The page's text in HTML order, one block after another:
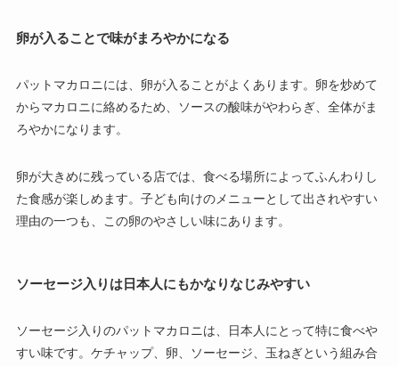
卵が入ることで味がまろやかになる
パットマカロニには、卵が入ることがよくあります。卵を炒めて
からマカロニに絡めるため、ソースの酸味がやわらぎ、全体がま
ろやかになります。
卵が大きめに残っている店では、食べる場所によってふんわりし
た食感が楽しめます。子ども向けのメニューとして出されやすい
理由の一つも、この卵のやさしい味にあります。
ソーセージ入りは日本人にもかなりなじみやすい
ソーセージ入りのパットマカロニは、日本人にとって特に食べや
すい味です。ケチャップ、卵、ソーセージ、玉ねぎという組み合